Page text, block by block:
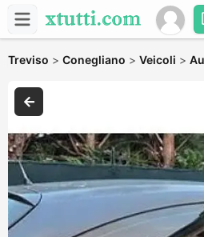
Treviso > Conegliano > Veicoli >